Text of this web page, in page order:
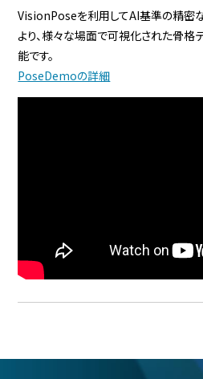
VisionPoseを利用してAI基準の精密
より、様々な場面で可視化された骨格
能です。
PoseDemoの詳細